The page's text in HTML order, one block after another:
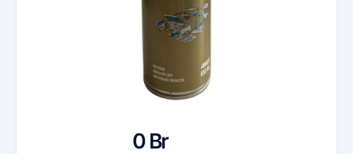
0 Br